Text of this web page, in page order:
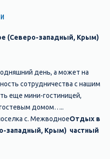
(Северо-западный, Крым)
день, а может на
сотрудничества с нашим
еще мини-гостиницей,
домом…..
с. МежводноеОтдых в
западный, Крым) частный